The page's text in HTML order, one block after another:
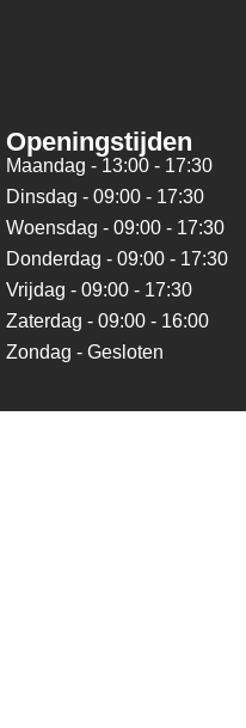
Openingstijden
Maandag - 13:00 - 17:30
Dinsdag - 09:00 - 17:30
Woensdag - 09:00 - 17:30
Donderdag - 09:00 - 17:30
Vrijdag - 09:00 - 17:30
Zaterdag - 09:00 - 16:00
Zondag - Gesloten